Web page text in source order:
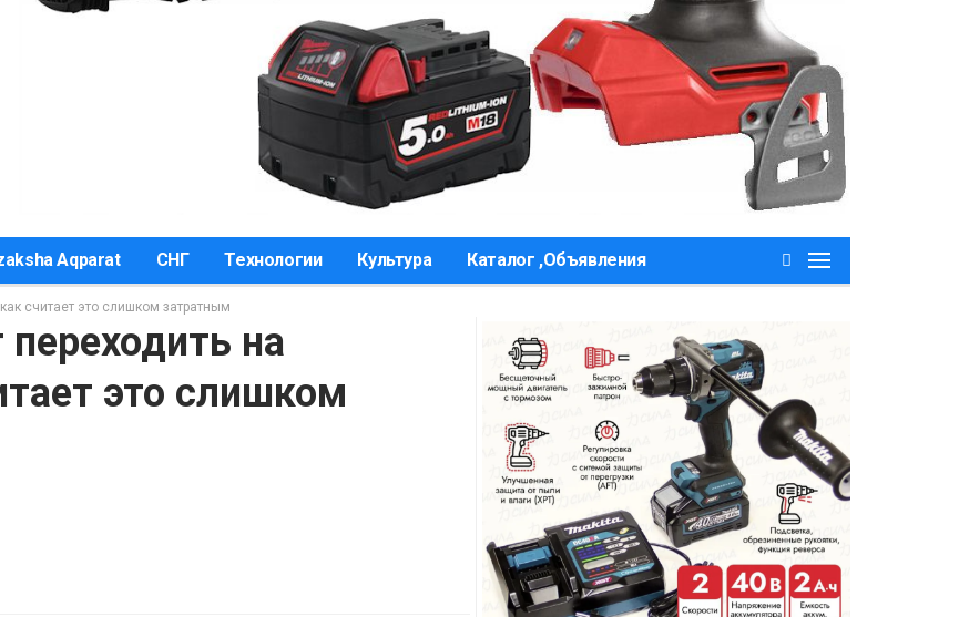
Aqparat СНГ Технологии Культура Каталог ,Объявления
считает это слишком затратным
на
это слишком